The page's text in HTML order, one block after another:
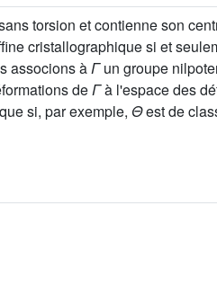
torsion et contienne son
cristallographique si et
associons àΓun groupe
deΓà l'espace des
si, par exemple, Θest de